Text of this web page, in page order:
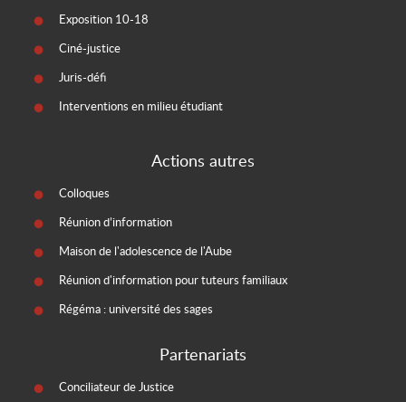
Exposition 10-18
Ciné-justice
Juris-défi
Interventions en milieu étudiant
Actions autres
Colloques
Réunion d’information
Maison de l'adolescence de l'Aube
Réunion d'information pour tuteurs familiaux
Régéma : université des sages
Partenariats
Conciliateur de Justice